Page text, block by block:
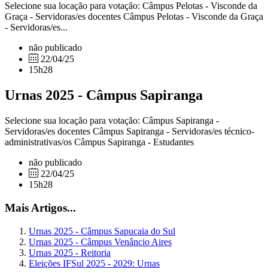
Selecione sua locação para votação: Câmpus Pelotas - Visconde da
Graça - Servidoras/es docentes Câmpus Pelotas - Visconde da Graça
- Servidoras/es...
não publicado
22/04/25
15h28
Urnas 2025 - Câmpus Sapiranga
Selecione sua locação para votação: Câmpus Sapiranga -
Servidoras/es docentes Câmpus Sapiranga - Servidoras/es técnico-
administrativas/os Câmpus Sapiranga - Estudantes
não publicado
22/04/25
15h28
Mais Artigos...
Urnas 2025 - Câmpus Sapucaia do Sul
Urnas 2025 - Câmpus Venâncio Aires
Urnas 2025 - Reitoria
Eleições IFSul 2025 - 2029: Urnas